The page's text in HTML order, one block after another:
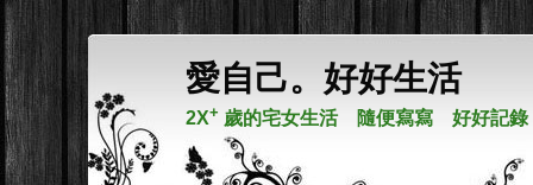
愛自己。好好生活
2X+ 歲的宅女生活 隨便寫寫 好好記錄